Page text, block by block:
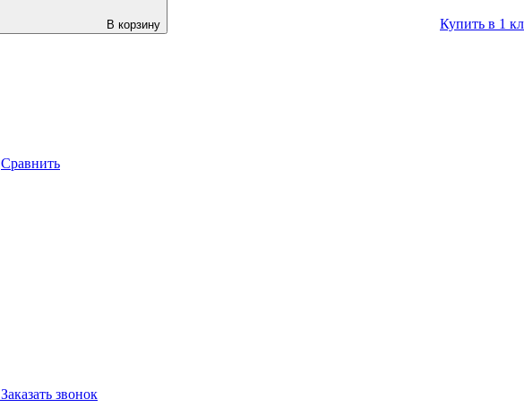
В корзину Купить в 1
Сравнить
Заказать звонок